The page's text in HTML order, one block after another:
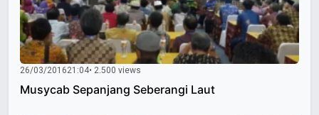
26/03/201621:04• 2.500 views
Musycab Sepanjang Seberangi Laut